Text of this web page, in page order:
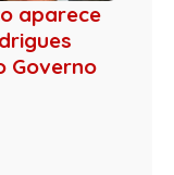
aparece
Governo